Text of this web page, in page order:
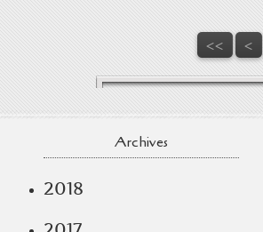
<< <
Archives
2018